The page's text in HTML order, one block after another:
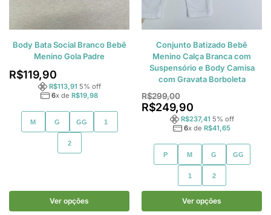
Body Bata Social Branco Bebê
Menino Gola Padre
R$119,90
R$113,91 5% off
6x de R$19,98
M G GG 1
2
Ver opções
Conjunto Batizado Bebê
Menino Calça Branca com
Suspensório e Body Camisa
com Gravata Borboleta
R$299,00
R$249,90
R$237,41 5% off
6x de R$41,65
P M G GG
1 2
Ver opções